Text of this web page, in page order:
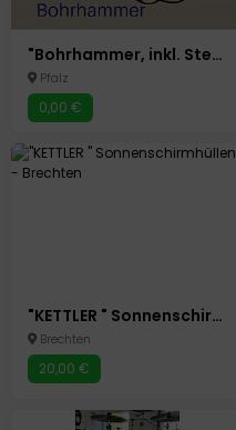
"Bohrhammer, inkl. Steinbohrer zum Verleih "
Pfalz
0,00 €
"KETTLER " Sonnenschirmhüllen
Brechten
20,00 €